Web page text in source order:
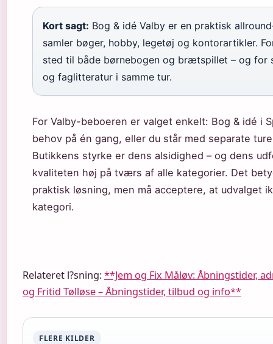
Kort sagt: Bog & idé Valby er en praktisk
samler bøger, hobby, legetøj og kontorartikler.
sted til både børnebogen og brætspillet – og for
og faglitteratur i samme tur.
For Valby-beboeren er valget enkelt: Bog & idé i
behov på én gang, eller du står med separate
Butikkens styrke er dens alsidighed – og dens
kvaliteten høj på tværs af alle kategorier. Det
praktisk løsning, men må acceptere, at udvalget
kategori.
Relateret l?sning:**Jem og Fix Måløv: Åbningstider,
og Fritid Tølløse – Åbningstider, tilbud og info**
FLERE KILDER